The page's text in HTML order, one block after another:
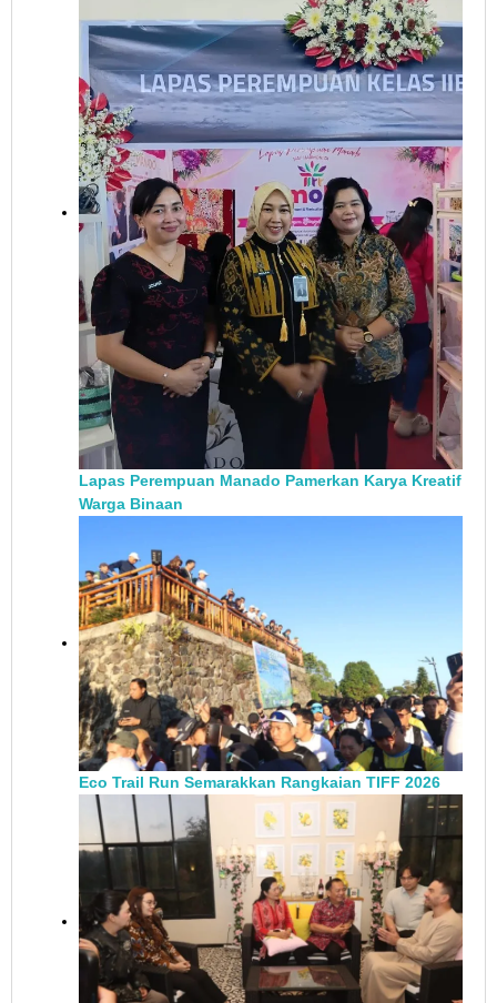
Lapas Perempuan Manado Pamerkan Karya Kreatif
Warga Binaan
Eco Trail Run Semarakkan Rangkaian TIFF 2026